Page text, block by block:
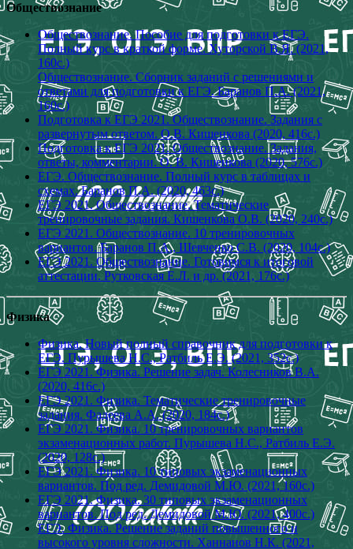
Обществознание
Обществознание. Пособие для подготовки к ЕГЭ.
Полный курс в краткой форме. Хуторской В.Я. (2021,
160с.)
Обществознание. Сборник заданий с решениями и
ответами для подготовки к ЕГЭ. Баранов П.А. (2021,
160с.)
Подготовка к ЕГЭ 2021. Обществознание. Задания с
развернутым ответом. О.В. Кишенкова (2020, 416с.)
Подготовка к ЕГЭ 2021. Обществознание. Задания,
ответы, комментарии. О. В. Кишенкова (2020, 576с.)
ЕГЭ. Обществознание. Полный курс в таблицах и
схемах. Баранов П.А. (2020, 463с.)
ЕГЭ 2021. Обществознание. Тематические
тренировочные задания. Кишенкова О.В. (2020, 240с.)
ЕГЭ 2021. Обществознание. 10 тренировочных
вариантов. Баранов П.А., Шевченко С.В. (2020, 104с.)
ЕГЭ 2021. Обществознание. Готовимся к итоговой
аттестации. Рутковская Е.Л. и др. (2021, 176с.)
Физика
Физика. Новый полный справочник для подготовки к
ЕГЭ. Пурышева Н.С., Ратбиль Е.Э. (2021, 352с.)
ЕГЭ 2021. Физика. Решение задач. Колесников В.А.
(2020, 416с.)
ЕГЭ 2021. Физика. Тематические тренировочные
задания. Фадеева А.А. (2020, 184с.)
ЕГЭ 2021. Физика. 10 тренировочных вариантов
экзаменационных работ. Пурышева Н.С., Ратбиль Е.Э.
(2020, 128с.)
ЕГЭ 2021. Физика. 10 типовых экзаменационных
вариантов. Под ред. Демидовой М.Ю. (2021, 160с.)
ЕГЭ 2021. Физика. 30 типовых экзаменационных
вариантов. Под ред. Демидовой М.Ю. (2021, 400с.)
ЕГЭ. Физика. Решение заданий повышенного и
высокого уровня сложности. Ханнанов Н.К. (2021,